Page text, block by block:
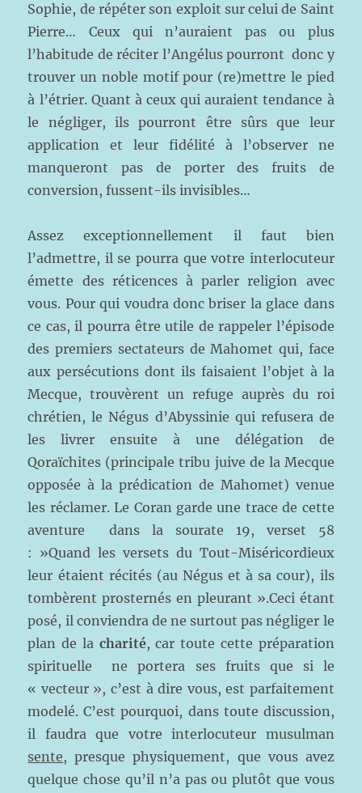
Sophie, de répéter son exploit sur celui de Saint
Pierre… Ceux qui n’auraient pas ou plus
l’habitude de réciter l’Angélus pourront donc y
trouver un noble motif pour (re)mettre le pied
à l’étrier. Quant à ceux qui auraient tendance à
le négliger, ils pourront être sûrs que leur
application et leur fidélité à l’observer ne
manqueront pas de porter des fruits de
conversion, fussent-ils invisibles…
Assez exceptionnellement il faut bien
l’admettre, il se pourra que votre interlocuteur
émette des réticences à parler religion avec
vous. Pour qui voudra donc briser la glace dans
ce cas, il pourra être utile de rappeler l’épisode
des premiers sectateurs de Mahomet qui, face
aux persécutions dont ils faisaient l’objet à la
Mecque, trouvèrent un refuge auprès du roi
chrétien, le Négus d’Abyssinie qui refusera de
les livrer ensuite à une délégation de
Qoraïchites (principale tribu juive de la Mecque
opposée à la prédication de Mahomet) venue
les réclamer. Le Coran garde une trace de cette
aventure dans la sourate 19, verset 58
: »Quand les versets du Tout-Miséricordieux
leur étaient récités (au Négus et à sa cour), ils
tombèrent prosternés en pleurant ».Ceci étant
posé, il conviendra de ne surtout pas négliger le
plan de la charité, car toute cette préparation
spirituelle ne portera ses fruits que si le
« vecteur », c’est à dire vous, est parfaitement
modelé. C’est pourquoi, dans toute discussion,
il faudra que votre interlocuteur musulman
sente, presque physiquement, que vous avez
quelque chose qu’il n’a pas ou plutôt que vous